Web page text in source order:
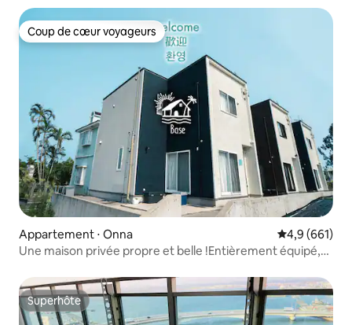
Coup de cœur voyageurs
Coup de cœur voyageurs
Appartement ⋅ Onna Évaluation
4,9 (661)
Une maison privée propre et belle !Entièrement équipé,
familles avec enfants, super...
Superhôte
Superhôte